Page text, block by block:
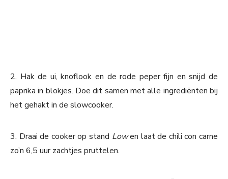
2. Hak de ui, knoflook en de rode peper fijn en snijd de
paprika in blokjes. Doe dit samen met alle ingrediënten bij
het gehakt in de slowcooker.
3. Draai de cooker op stand Lowen laat de chili con carne
zo’n 6,5 uur zachtjes pruttelen.